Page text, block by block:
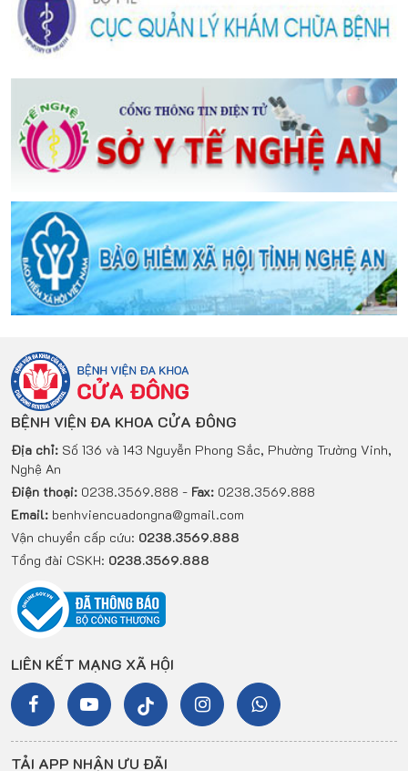
BỆNH VIỆN ĐA KHOA CỬA ĐÔNG
Địa chỉ: Số 136 và 143 Nguyễn Phong Sắc, Phường Trường Vinh,
Nghệ An
Điện thoại: 0238.3569.888 - Fax: 0238.3569.888
Email: benhviencuadongna@gmail.com
Vận chuyển cấp cứu: 0238.3569.888
Tổng đài CSKH: 0238.3569.888
LIÊN KẾT MẠNG XÃ HỘI
TẢI APP NHẬN ƯU ĐÃI